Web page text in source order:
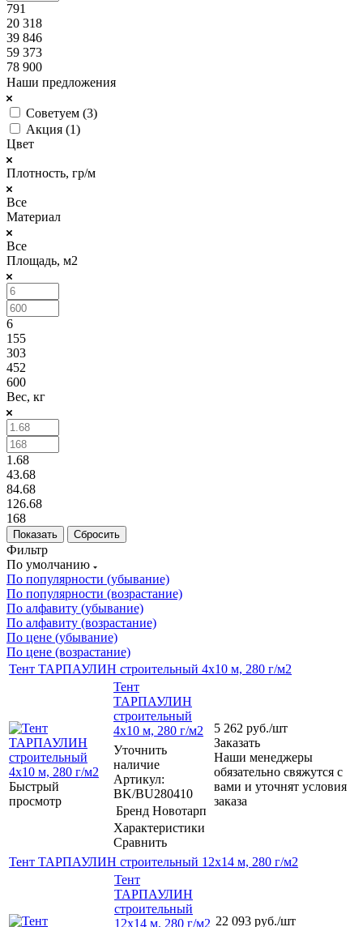
791
20 318
39 846
59 373
78 900
Наши предложения
Советуем (3)
Акция (1)
Цвет
Плотность, гр/м
Все
Материал
Все
Площадь, м2
6
155
303
452
600
Вес, кг
1.68
43.68
84.68
126.68
168
Сбросить
Фильтр
По умолчанию
По популярности (убывание)
По популярности (возрастание)
По алфавиту (убывание)
По алфавиту (возрастание)
По цене (убывание)
По цене (возрастание)
Тент ТАРПАУЛИН строительный 4х10 м, 280 г/м2
Быстрый
просмотр
Тент
ТАРПАУЛИН
строительный
4х10 м, 280 г/м2
Уточнить
наличие
Артикул:
BK/BU280410
Бренд Новотарп
Характеристики
Сравнить
5 262 руб./шт
Заказать
Наши менеджеры
обязательно свяжутся с
вами и уточнят условия
заказа
Тент ТАРПАУЛИН строительный 12х14 м, 280 г/м2
Тент
ТАРПАУЛИН
строительный
12х14 м, 280 г/м2 22 093 руб./шт